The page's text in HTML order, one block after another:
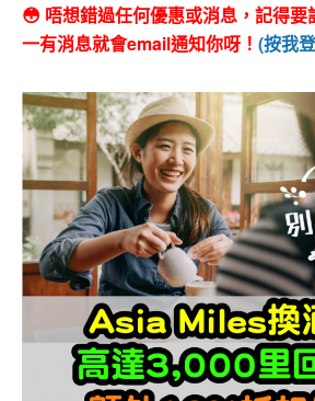
😳 唔想錯過任何優惠或消息，記得要
一有消息就會email通知你呀！ (按我